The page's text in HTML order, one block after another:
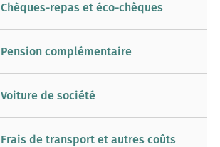
Chèques-repas et éco-chèques
Pension complémentaire
Voiture de société
Frais de transport et autres coûts